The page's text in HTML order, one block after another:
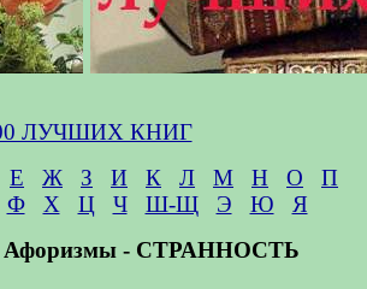
ЛУЧШИХ КНИГ
Е Ж З И К Л М Н О
П
Ф Х Ц Ч Ш-Щ Э Ю
Я
Афоризмы - СТРАННОСТЬ